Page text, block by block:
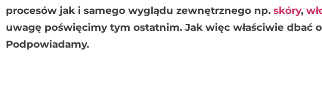
procesów jak i samego wyglądu zewnętrznego np. skóry,
uwagę poświęcimy tym ostatnim. Jak więc właściwie dbać
Podpowiadamy.